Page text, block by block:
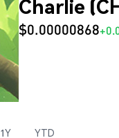
Charlie
$0.00000868
1Y YTD